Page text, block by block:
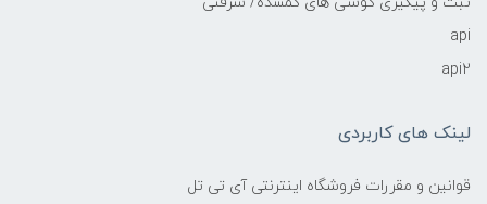
api
api2
لینک های کاربردی
قوانین و مقررات فروشگاه اینترنتی آی تی تل